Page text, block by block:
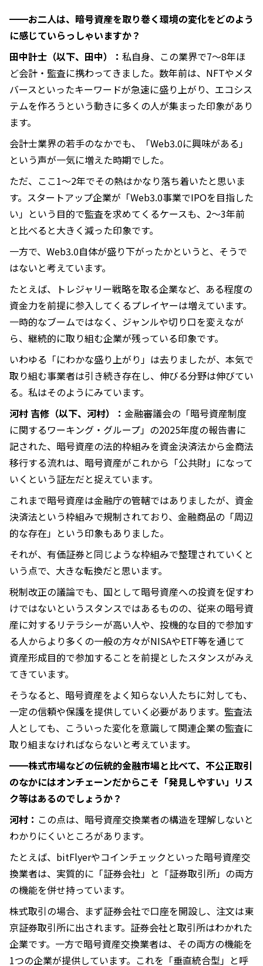
━━お二人は、暗号資産を取り巻く環境の変化をどのよう
に感じていらっしゃいますか？
田中計士（以下、田中）： 私自身、この業界で7〜8年ほ
ど会計・監査に携わってきました。数年前は、NFTやメタ
バースといったキーワードが急速に盛り上がり、エコシス
テムを作ろうという動きに多くの人が集まった印象があり
ます。
会計士業界の若手のなかでも、「Web3.0に興味がある」
という声が一気に増えた時期でした。
ただ、ここ1〜2年でその熱はかなり落ち着いたと思いま
す。スタートアップ企業が「Web3.0事業でIPOを目指した
い」という目的で監査を求めてくるケースも、2〜3年前
と比べると大きく減った印象です。
一方で、Web3.0自体が盛り下がったかというと、そうで
はないと考えています。
たとえば、トレジャリー戦略を取る企業など、ある程度の
資金力を前提に参入してくるプレイヤーは増えています。
一時的なブームではなく、ジャンルや切り口を変えなが
ら、継続的に取り組む企業が残っている印象です。
いわゆる「にわかな盛り上がり」は去りましたが、本気で
取り組む事業者は引き続き存在し、伸びる分野は伸びてい
る。私はそのようにみています。
河村 吉修（以下、河村）： 金融審議会の「暗号資産制度
に関するワーキング・グループ」の2025年度の報告書に
記された、暗号資産の法的枠組みを資金決済法から金商法
移行する流れは、暗号資産がこれから「公共財」になって
いくという証左だと捉えています。
これまで暗号資産は金融庁の管轄ではありましたが、資金
決済法という枠組みで規制されており、金融商品の「周辺
的な存在」という印象もありました。
それが、有価証券と同じような枠組みで整理されていくと
いう点で、大きな転換だと思います。
税制改正の議論でも、国として暗号資産への投資を促すわ
けではないというスタンスではあるものの、従来の暗号資
産に対するリテラシーが高い人や、投機的な目的で参加す
る人からより多くの一般の方々がNISAやETF等を通じて
資産形成目的で参加することを前提としたスタンスがみえ
てきています。
そうなると、暗号資産をよく知らない人たちに対しても、
一定の信頼や保護を提供していく必要があります。監査法
人としても、こういった変化を意識して関連企業の監査に
取り組まなければならないと考えています。
━━株式市場などの伝統的金融市場と比べて、不公正取引
のなかにはオンチェーンだからこそ「発見しやすい」リス
ク等はあるのでしょうか？
河村： この点は、暗号資産交換業者の構造を理解しないと
わかりにくいところがあります。
たとえば、bitFlyerやコインチェックといった暗号資産交
換業者は、実質的に「証券会社」と「証券取引所」の両方
の機能を併せ持っています。
株式取引の場合、まず証券会社で口座を開設し、注文は東
京証券取引所に出されます。証券会社と取引所はわかれた
企業です。一方で暗号資産交換業者は、その両方の機能を
1つの企業が提供しています。これを「垂直統合型」と呼